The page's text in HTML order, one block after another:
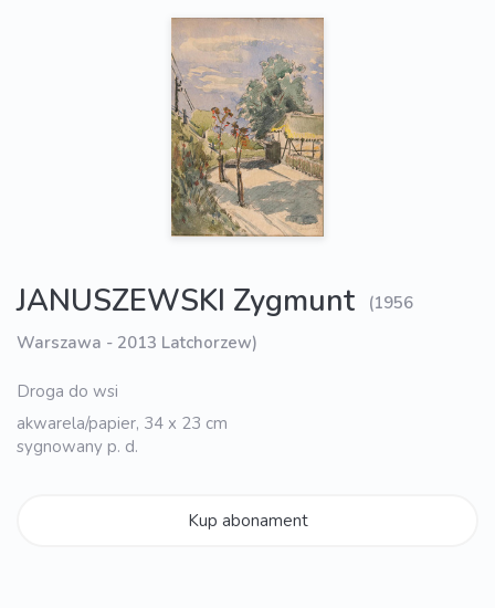
JANUSZEWSKI Zygmunt
(1956
Warszawa - 2013 Latchorzew)
Droga do wsi
akwarela/papier, 34 x 23 cm
sygnowany p. d.
Kup abonament